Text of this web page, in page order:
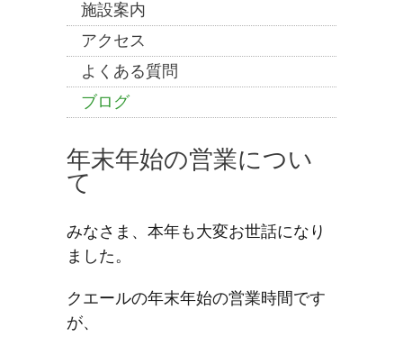
施設案内
アクセス
よくある質問
ブログ
年末年始の営業につい
て
みなさま、本年も大変お世話になり
ました。
クエールの年末年始の営業時間です
が、